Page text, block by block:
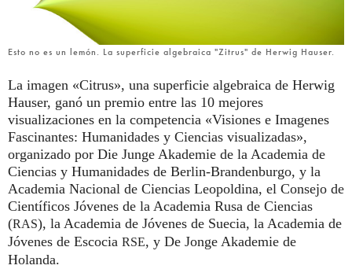
Esto no es un lemón. La superficie algebraica "Zitrus" de Herwig Hauser.
La imagen «Citrus», una superficie algebraica de Herwig
Hauser, ganó un premio entre las 10 mejores
visualizaciones en la competencia «Visiones e Imagenes
Fascinantes: Humanidades y Ciencias visualizadas»,
organizado por Die Junge Akademie de la Academia de
Ciencias y Humanidades de Berlin-Brandenburgo, y la
Academia Nacional de Ciencias Leopoldina, el Consejo de
Científicos Jóvenes de la Academia Rusa de Ciencias
(RAS), la Academia de Jóvenes de Suecia, la Academia de
Jóvenes de Escocia RSE, y De Jonge Akademie de
Holanda.